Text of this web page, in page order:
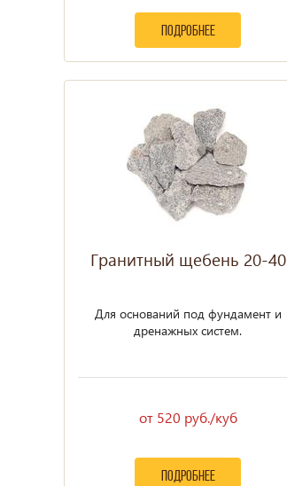
подробнее
Гранитный щебень 20-40
Для оснований под фундамент и
дренажных систем.
от 520 руб./куб
подробнее